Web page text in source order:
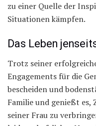
zu einer Quelle der
Situationen kämpfen.
Das Leben
Trotz seiner
Engagements für die
bescheiden und
Familie und genießt
seiner Frau zu